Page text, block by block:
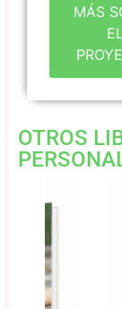
MÁS
EL
OTROS